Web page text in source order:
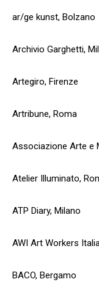
ar/ge kunst, Bolzano
Archivio Garghetti,
Artegiro, Firenze
Artribune, Roma
Associazione Arte e
Atelier Illuminato,
ATP Diary, Milano
AWI Art Workers
BACO, Bergamo